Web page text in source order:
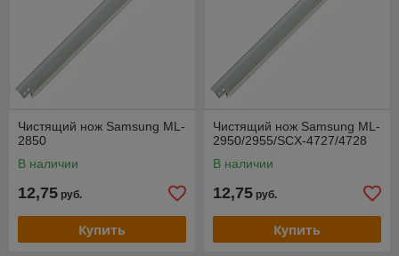
Чистящий нож Samsung ML-
2850
В наличии
12,75 руб.
Купить
Чистящий нож Samsung ML-
2950/2955/SCX-4727/4728
В наличии
12,75 руб.
Купить